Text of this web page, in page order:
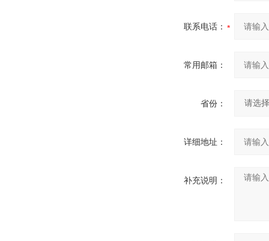
联系电话：
常用邮箱：
省份：
详细地址：
补充说明：